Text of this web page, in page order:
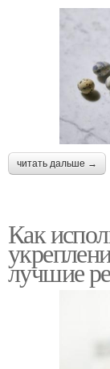
читать дальше →
Как
лучшие